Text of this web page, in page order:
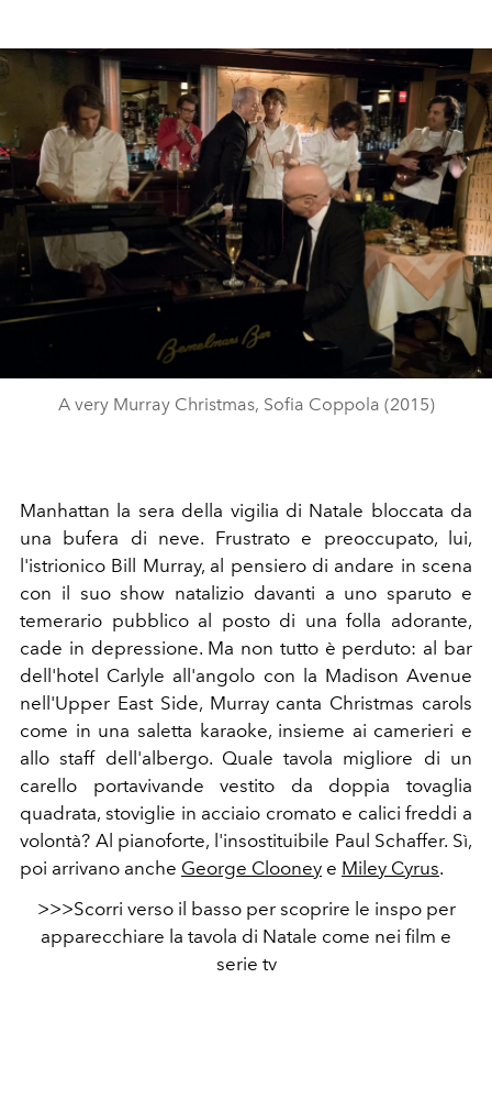
A very Murray Christmas, Sofia Coppola (2015)
Manhattan la sera della vigilia di Natale bloccata da
una bufera di neve. Frustrato e preoccupato, lui,
l'istrionico Bill Murray, al pensiero di andare in scena
con il suo show natalizio davanti a uno sparuto e
temerario pubblico al posto di una folla adorante,
cade in depressione. Ma non tutto è perduto: al bar
dell'hotel Carlyle all'angolo con la Madison Avenue
nell'Upper East Side, Murray canta Christmas carols
come in una saletta karaoke, insieme ai camerieri e
allo staff dell'albergo. Quale tavola migliore di un
carello portavivande vestito da doppia tovaglia
quadrata, stoviglie in acciaio cromato e calici freddi a
volontà? Al pianoforte, l'insostituibile Paul Schaffer. Sì,
poi arrivano anche George Clooney e Miley Cyrus.
>>>Scorri verso il basso per scoprire le inspo per
apparecchiare la tavola di Natale come nei film e
serie tv